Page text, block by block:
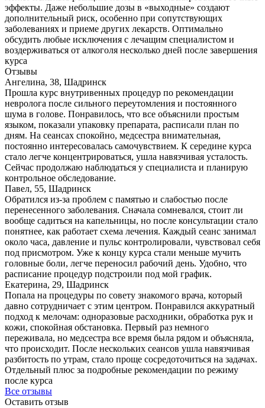
эффекты. Даже небольшие дозы в «выходные» создают
дополнительный риск, особенно при сопутствующих
заболеваниях и приеме других лекарств. Оптимально
обсудить любые исключения с лечащим специалистом и
воздерживаться от алкоголя несколько дней после завершения
курса
Отзывы
Ангелина, 38, Шадринск
Прошла курс внутривенных процедур по рекомендации
невролога после сильного переутомления и постоянного
шума в голове. Понравилось, что все объяснили простым
языком, показали упаковку препарата, расписали план по
дням. На сеансах спокойно, медсестра внимательная,
постоянно интересовалась самочувствием. К середине курса
стало легче концентрироваться, ушла навязчивая усталость.
Сейчас продолжаю наблюдаться у специалиста и планирую
контрольное обследование.
Павел, 55, Шадринск
Обратился из-за проблем с памятью и слабостью после
перенесенного заболевания. Сначала сомневался, стоит ли
вообще садиться на капельницы, но после консультации стало
понятнее, как работает схема лечения. Каждый сеанс занимал
около часа, давление и пульс контролировали, чувствовал себя
под присмотром. Уже к концу курса стали меньше мучить
головные боли, легче переносил рабочий день. Удобно, что
расписание процедур подстроили под мой график.
Екатерина, 29, Шадринск
Попала на процедуры по совету знакомого врача, который
давно сотрудничает с этим центром. Понравился аккуратный
подход к мелочам: одноразовые расходники, обработка рук и
кожи, спокойная обстановка. Первый раз немного
переживала, но медсестра все время была рядом и объясняла,
что происходит. После нескольких сеансов ушла навязчивая
разбитость по утрам, стало проще сосредоточиться на задачах.
Отдельный плюс за подробные рекомендации по режиму
после курса
Все отзывы
Оставить отзыв